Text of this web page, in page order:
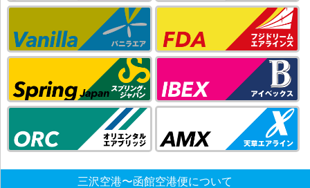
三沢空港〜函館空港便について